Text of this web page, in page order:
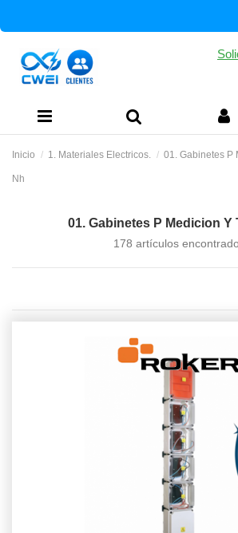
Inicio 1. Materiales Electricos. 01. Gabinetes P
Nh
01. Gabinetes P Medicion Y
178 artículos